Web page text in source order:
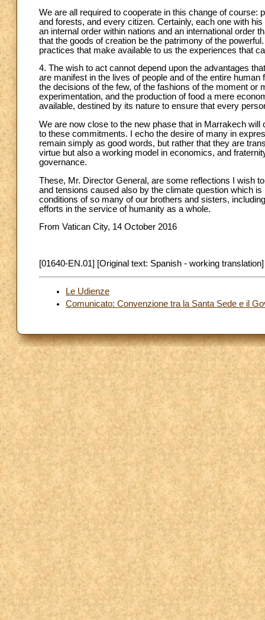
We are all required to cooperate in this change of
and forests, and every citizen. Certainly, each one with
an internal order within nations and an international order
that the goods of creation be the patrimony of the
practices that make available to us the experiences that
4. The wish to act cannot depend upon the advantages
are manifest in the lives of people and of the entire
the decisions of the few, of the fashions of the moment or
experimentation, and the production of food a mere
available, destined by its nature to ensure that every
We are now close to the new phase that in Marrakech
to these commitments. I echo the desire of many in
remain simply as good words, but rather that they are
virtue but also a working model in economics, and
governance.
These, Mr. Director General, are some reflections I wish
and tensions caused also by the climate question which
conditions of so many of our brothers and sisters,
efforts in the service of humanity as a whole.
From Vatican City, 14 October 2016
[01640-EN.01] [Original text: Spanish - working translation]
Le Udienze
Comunicato: Convenzione tra la Santa Sede e il